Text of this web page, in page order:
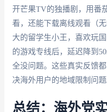
开芒果TV的独播剧，用番
看，还能下载离线观看（
大的留学生小王，喜欢玩
的游戏专线后，延迟降到
全没问题。这些真实反馈都
决海外用户的地域限制问题
总结：海外党